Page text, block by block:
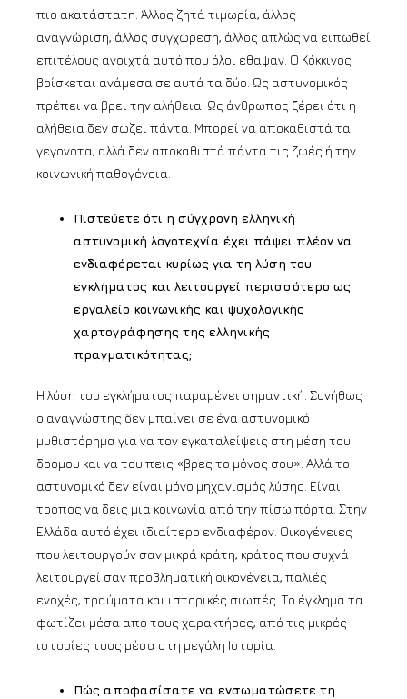
πιο ακατάστατη. Άλλος ζητά τιμωρία, άλλος
αναγνώριση, άλλος συγχώρεση, άλλος απλώς να ειπωθεί
επιτέλους ανοιχτά αυτό που όλοι έθαψαν. Ο Κόκκινος
βρίσκεται ανάμεσα σε αυτά τα δύο. Ως αστυνομικός
πρέπει να βρει την αλήθεια. Ως άνθρωπος ξέρει ότι η
αλήθεια δεν σώζει πάντα. Μπορεί να αποκαθιστά τα
γεγονότα, αλλά δεν αποκαθιστά πάντα τις ζωές ή την
κοινωνική παθογένεια.
Πιστεύετε ότι η σύγχρονη ελληνική
αστυνομική λογοτεχνία έχει πάψει πλέον να
ενδιαφέρεται κυρίως για τη λύση του
εγκλήματος και λειτουργεί περισσότερο ως
εργαλείο κοινωνικής και ψυχολογικής
χαρτογράφησης της ελληνικής
πραγματικότητας;
Η λύση του εγκλήματος παραμένει σημαντική. Συνήθως
ο αναγνώστης δεν μπαίνει σε ένα αστυνομικό
μυθιστόρημα για να τον εγκαταλείψεις στη μέση του
δρόμου και να του πεις «βρες το μόνος σου». Αλλά το
αστυνομικό δεν είναι μόνο μηχανισμός λύσης. Είναι
τρόπος να δεις μια κοινωνία από την πίσω πόρτα. Στην
Ελλάδα αυτό έχει ιδιαίτερο ενδιαφέρον. Οικογένειες
που λειτουργούν σαν μικρά κράτη, κράτος που συχνά
λειτουργεί σαν προβληματική οικογένεια, παλιές
ενοχές, τραύματα και ιστορικές σιωπές. Το έγκλημα τα
φωτίζει μέσα από τους χαρακτήρες, από τις μικρές
ιστορίες τους μέσα στη μεγάλη Ιστορία.
Πώς αποφασίσατε να ενσωματώσετε τη